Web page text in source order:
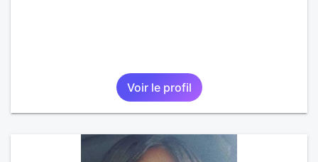
Voir le profil